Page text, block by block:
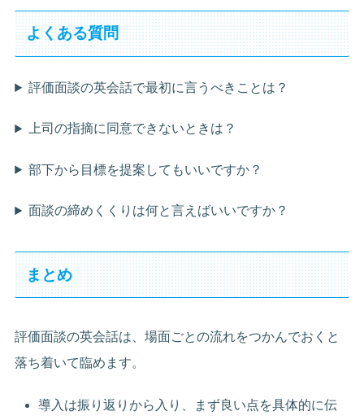
よくある質問
評価面談の英会話で最初に言うべきことは？
上司の指摘に同意できないときは？
部下から目標を提案してもいいですか？
面談の締めくくりは何と言えばいいですか？
まとめ
評価面談の英会話は、場面ごとの流れをつかんでおくと
落ち着いて臨めます。
導入は振り返りから入り、まず良い点を具体的に伝